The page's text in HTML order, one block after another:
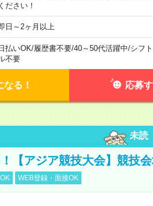
ください！
日～2ヶ月以上
払いOK/履歴書不要/40～50代活躍中/シフ
不要
なる！ 応募
未読
【アジア競技大会】競技
WEB登録・面接OK